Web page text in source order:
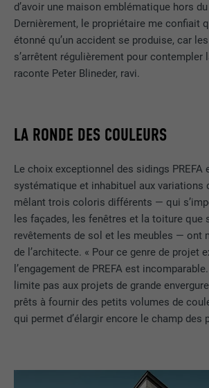
d’avoir une maison emblématique hors
Dernièrement, le propriétaire me confiait
étonné qu’un accident se produise, car
s’arrêtent régulièrement pour contempler
raconte Peter Blineder, ravi.
LA RONDE DES COULEURS
Le choix exceptionnel des sidings PREFA
systématique et inhabituel aux variations
mêlant trois coloris différents — qui
les façades, les fenêtres et la toiture que
revêtements de sol et les meubles — ont
de l’architecte. « Pour ce genre de projet
l’engagement de PREFA est
limite pas aux projets de grande
prêts à fournir des petits volumes de
qui permet d’élargir encore le champ des